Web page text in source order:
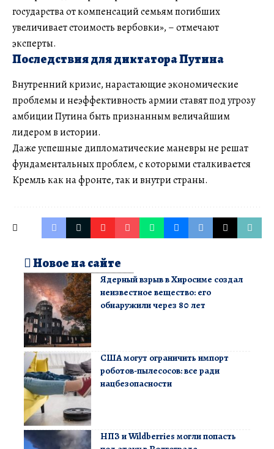
государства от компенсаций семьям погибших
увеличивает стоимость вербовки», – отмечают
эксперты.
Последствия для диктатора Путина
Внутренний кризис, нарастающие экономические
проблемы и неэффективность армии ставят под угрозу
амбиции Путина быть признанным величайшим
лидером в истории.
Даже успешные дипломатические маневры не решат
фундаментальных проблем, с которыми сталкивается
Кремль как на фронте, так и внутри страны.
Новое на сайте
Ядерный взрыв в Хиросиме создал
неизвестное вещество: его
обнаружили через 80 лет
США могут ограничить импорт
роботов-пылесосов: все ради
нацбезопасности
НПЗ и Wildberries могли попасть